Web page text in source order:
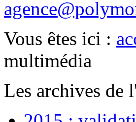
Vous êtes ici :
multimédia
Les archives de